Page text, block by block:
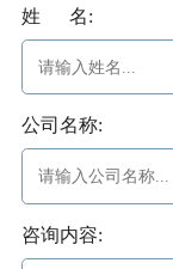
姓 名:
公司名称:
咨询内容: